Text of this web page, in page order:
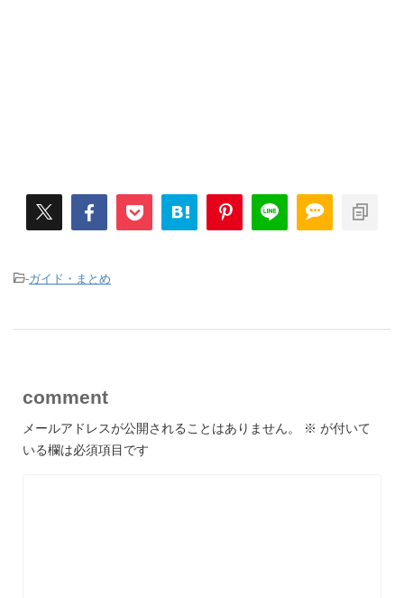
-ガイド・まとめ
comment
メールアドレスが公開されることはありません。 ※ が付いて
いる欄は必須項目です